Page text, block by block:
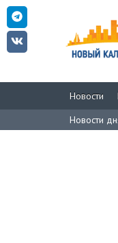
Новости
Новости